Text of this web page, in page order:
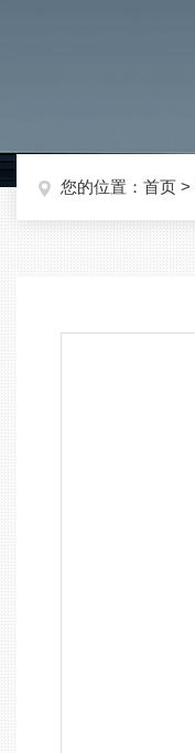
您的位置： 首页 >